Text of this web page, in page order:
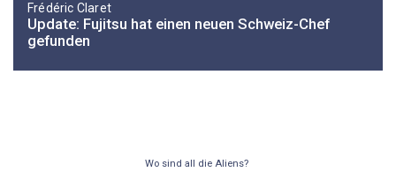
Frédéric Claret
Update: Fujitsu hat einen neuen Schweiz-Chef
gefunden
Wo sind all die Aliens?